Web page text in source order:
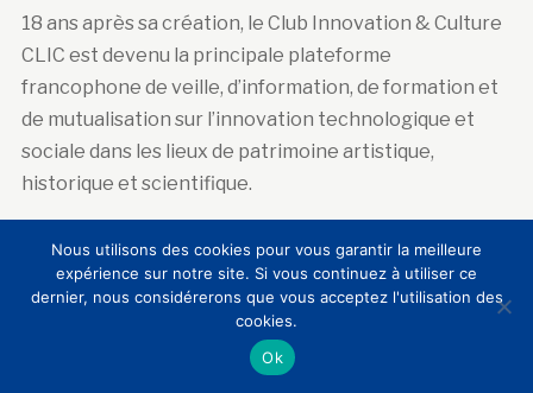
18 ans après sa création, le Club Innovation & Culture
CLIC est devenu la principale plateforme
francophone de veille, d’information, de formation et
de mutualisation sur l’innovation technologique et
sociale dans les lieux de patrimoine artistique,
historique et scientifique.
Abonnez-vous à la newsletter
Nous utilisons des cookies pour vous garantir la meilleure
expérience sur notre site. Si vous continuez à utiliser ce
dernier, nous considérerons que vous acceptez l'utilisation des
cookies.
Ok